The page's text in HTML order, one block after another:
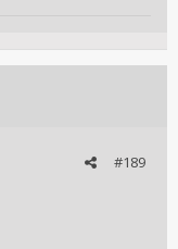
#189